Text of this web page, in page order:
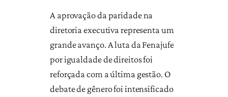
A aprovação da paridade na
diretoria executiva representa um
grande avanço. A luta da Fenajufe
por igualdade de direitos foi
reforçada com a última gestão. O
debate de gênero foi intensificado